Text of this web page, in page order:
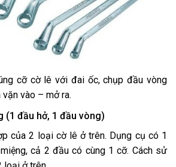
cỡ cờ lê với đai ốc, chụp đầu vòng
vào – mở ra.
(1 đầu hở, 1 đầu vòng)
của 2 loại cờ lê ở trên. Dụng cụ có 1
cả 2 đầu có cùng 1 cỡ. Cách sử